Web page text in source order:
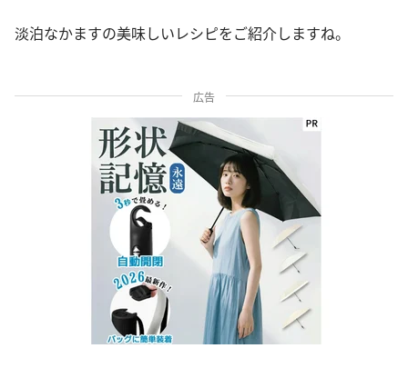
淡泊なかますの美味しいレシピをご紹介しますね。
広告